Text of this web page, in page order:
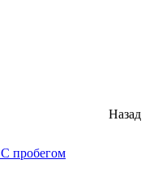
Назад
С пробегом